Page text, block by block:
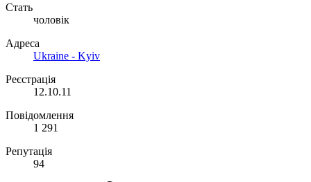
Стать
чоловік
Адреса
Ukraine - Kyiv
Реєстрація
12.10.11
Повідомлення
1 291
Репутація
94